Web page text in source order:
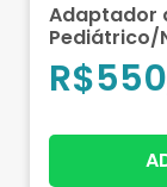
Adaptador
Pediátrico/
R$